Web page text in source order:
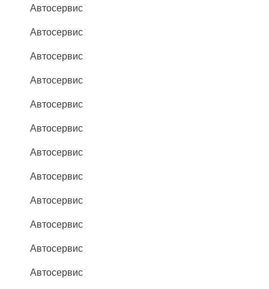
Автосервис
Автосервис
Автосервис
Автосервис
Автосервис
Автосервис
Автосервис
Автосервис
Автосервис
Автосервис
Автосервис
Автосервис